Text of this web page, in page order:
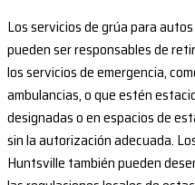
Los servicios de grúa para
pueden ser responsables de
los servicios de emergencia,
ambulancias, o que estén
designadas o en espacios de
sin la autorización adecuada.
Huntsville también pueden